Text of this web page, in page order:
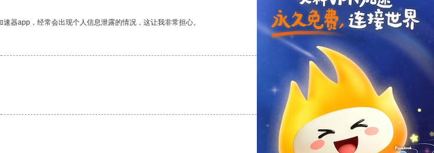
器app，经常会出现个人信息泄露的情况，这让我非常担心。
反对
反对[0]